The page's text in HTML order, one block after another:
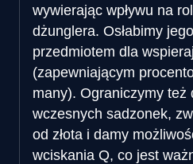
wywierając wpływu na
dżunglera. Osłabimy
przedmiotem dla
(zapewniającym
many). Ograniczymy też
wczesnych sadzonek,
od złota i damy
wciskania Q, co jest